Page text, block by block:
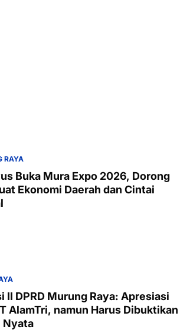
RAYA
Buka Mura Expo 2026, Dorong
Ekonomi Daerah dan Cintai
II DPRD Murung Raya: Apresiasi
namun Harus Dibuktikan
Nyata